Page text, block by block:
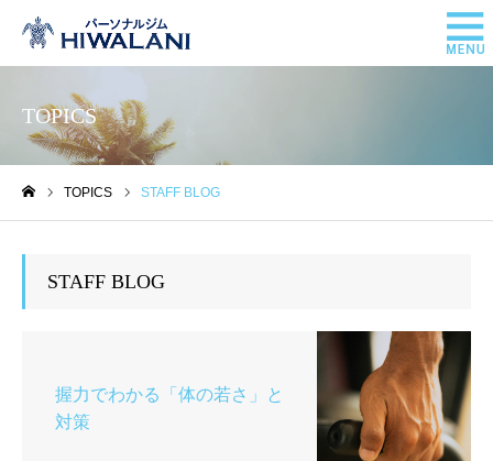
TOPICS
TOPICS STAFF BLOG
STAFF BLOG
握力でわかる「体の若さ」と
対策